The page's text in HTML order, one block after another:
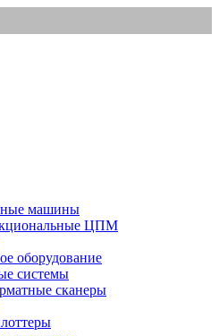
машины
ЦПМ
оборудование
системы
сканеры